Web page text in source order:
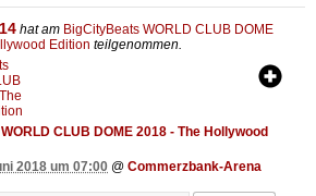
hat am BigCityBeats WORLD CLUB DOME
Edition teilgenommen.
CLUB DOME 2018 - The Hollywood
2018 um 07:00 @ Commerzbank-Arena